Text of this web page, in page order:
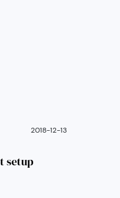
2018-12-13
setup